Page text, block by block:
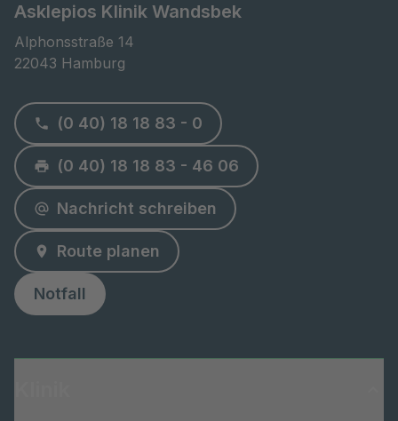
Asklepios Klinik Wandsbek
Alphonsstraße 14
22043 Hamburg
(0 40) 18 18 83 - 0
(0 40) 18 18 83 - 46 06
Nachricht schreiben
Route planen
Notfall